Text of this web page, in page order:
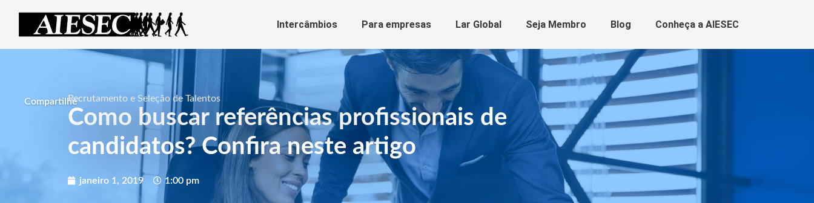
Intercâmbios Para empresas Lar Global Seja Membro Blog Conheça a AIESEC
Recrutamento e Seleção de Talentos
Como buscar referências profissionais de
candidatos? Confira neste artigo
janeiro 1, 2019 1:00 pm
Compartilhe